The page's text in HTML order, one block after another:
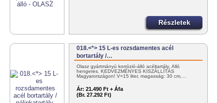
Részletek
018.<*> 15 L-es rozsdamentes acél
bortartály /…
Olasz gyártmányú korrózió-álló acéltartály. Álló
hengeres. KEDVEZMÉNYES KISZÁLLÍTÁS
Magyarországon! V=15 liter, magasság: 30 cm,…
Ár: 21.490 Ft + Áfa
(Br. 27.292 Ft)